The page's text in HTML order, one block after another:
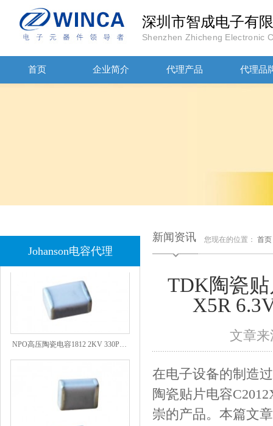
深圳市智成电子有
Shenzhen Zhicheng Electronic
首页 企业简介 代理产品 代理品
Johanson电容代理
新闻资讯 您现在的位置： 首页
TDK陶瓷贴
X5R
文章
在电子设备的制造
陶瓷贴片电容
崇的产品。本篇文